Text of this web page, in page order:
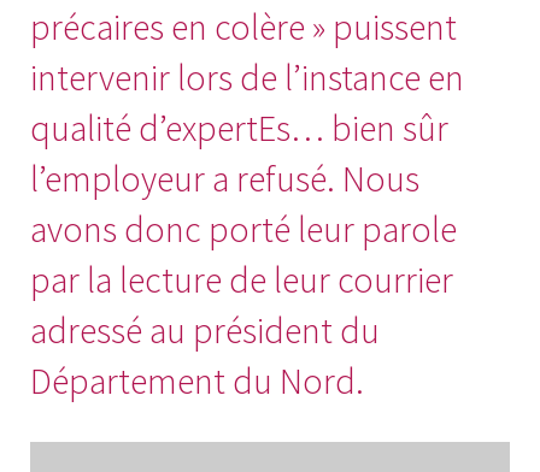
précaires en colère » puissent
intervenir lors de l’instance en
qualité d’expertEs… bien sûr
l’employeur a refusé. Nous
avons donc porté leur parole
par la lecture de leur courrier
adressé au président du
Département du Nord.